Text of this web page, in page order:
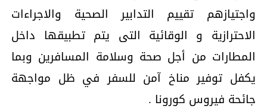
واجتيازهم تقييم التدابير الصحية والاجراءات
الاحترازية و الوقائية التى يتم تطبيقها داخل
المطارات من أجل صحة وسلامة المسافرين وبما
يكفل توفير مناخ آمن للسفر في ظل مواجهة
جائحة فيروس كورونا .